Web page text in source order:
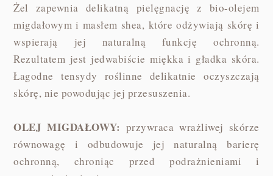
Żel zapewnia delikatną pielęgnację z bio-olejem
migdałowym i masłem shea, które odżywiają skórę i
wspierają jej naturalną funkcję ochronną.
Rezultatem jest jedwabiście miękka i gładka skóra.
Łagodne tensydy roślinne delikatnie oczyszczają
skórę, nie powodując jej przesuszenia.
OLEJ MIGDAŁOWY: przywraca wrażliwej skórze
równowagę i odbudowuje jej naturalną barierę
ochronną, chroniąc przed podrażnieniami i